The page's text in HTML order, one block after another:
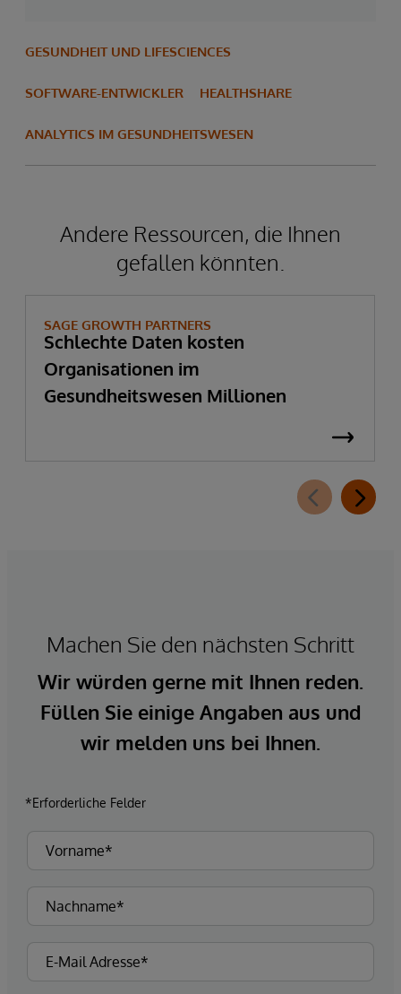
GESUNDHEIT UND LIFESCIENCES
SOFTWARE-ENTWICKLER HEALTHSHARE
ANALYTICS IM GESUNDHEITSWESEN
Andere Ressourcen, die Ihnen
gefallen könnten.
SAGE GROWTH PARTNERS
Schlechte Daten kosten
Organisationen im
Gesundheitswesen Millionen
Machen Sie den nächsten Schritt
Wir würden gerne mit Ihnen reden.
Füllen Sie einige Angaben aus und
wir melden uns bei Ihnen.
*Erforderliche Felder